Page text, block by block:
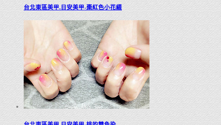
台北東區美甲.日安美甲-棗紅色小花綴